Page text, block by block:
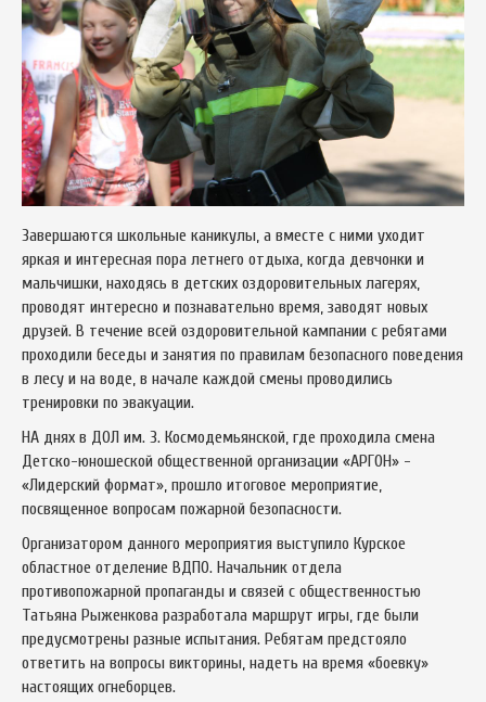
Завершаются школьные каникулы, а вместе с ними уходит
яркая и интересная пора летнего отдыха, когда девчонки и
мальчишки, находясь в детских оздоровительных лагерях,
проводят интересно и познавательно время, заводят новых
друзей. В течение всей оздоровительной кампании с ребятами
проходили беседы и занятия по правилам безопасного поведения
в лесу и на воде, в начале каждой смены проводились
тренировки по эвакуации.
НА днях в ДОЛ им. З. Космодемьянской, где проходила смена
Детско-юношеской общественной организации «АРГОН» -
«Лидерский формат», прошло итоговое мероприятие,
посвященное вопросам пожарной безопасности.
Организатором данного мероприятия выступило Курское
областное отделение ВДПО. Начальник отдела
противопожарной пропаганды и связей с общественностью
Татьяна Рыженкова разработала маршрут игры, где были
предусмотрены разные испытания. Ребятам предстояло
ответить на вопросы викторины, надеть на время «боевку»
настоящих огнеборцев.